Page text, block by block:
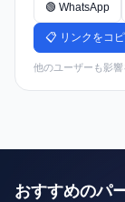
🟢 WhatsApp
📋 リンクをコ
他のユーザーも影
おすすめのパ